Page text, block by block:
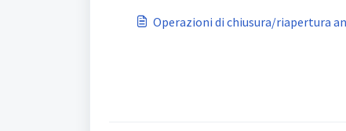
Operazioni di chiusura/riapertura